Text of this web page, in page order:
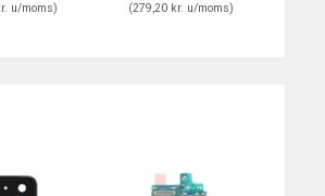
u/moms) (279,20 kr. u/moms)